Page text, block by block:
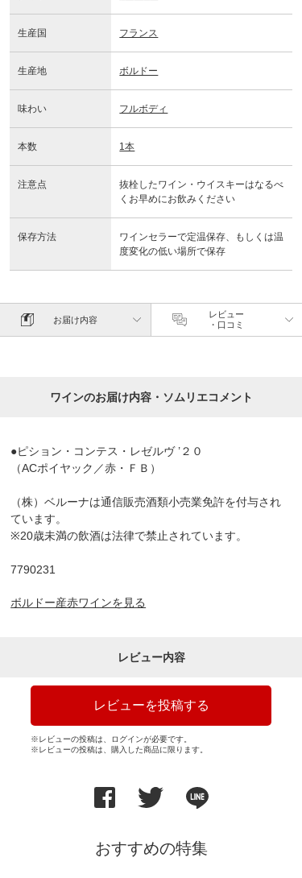
生産国 フランス
生産地 ボルドー
味わい フルボディ
本数 1本
注意点
抜栓したワイン・ウイスキーはなるべ
くお早めにお飲みください
保存方法
ワインセラーで定温保存、もしくは温
度変化の低い場所で保存
お届け内容
レビュー
・口コミ
ワインのお届け内容・ソムリエコメント
●ピション・コンテス・レゼルヴ ’２０
（ACポイヤック／赤・ＦＢ）
（株）ベルーナは通信販売酒類小売業免許を付与され
ています。
※20歳未満の飲酒は法律で禁止されています。
7790231
ボルドー産赤ワインを見る
レビュー内容
レビューを投稿する
※レビューの投稿は、ログインが必要です。
※レビューの投稿は、購入した商品に限ります。
おすすめの特集